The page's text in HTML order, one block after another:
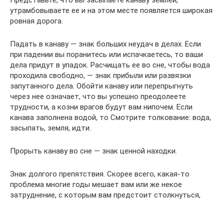
утрамбовываете ее и на этом месте появляется широкая
ровная дорога.
Падать в канаву — знак больших неудач в делах. Если
при падении вы поранитесь или испачкаетесь, то ваши
дела придут в упадок. Расчищать ее во сне, чтобы вода
проходила свободно, — знак прибыли или развязки
запутанного дела. Обойти канаву или перепрыгнуть
через нее означает, что вы успешно преодолеете
трудности, а козни врагов будут вам нипочем. Если
канава заполнена водой, то Смотрите толкование: вода,
засыпать, земля, идти.
Прорыть канаву во сне — знак ценной находки.
Знак долгого препятствия. Скорее всего, какая-то
проблема многие годы мешает вам или же некое
затруднение, с которым вам предстоит столкнуться,